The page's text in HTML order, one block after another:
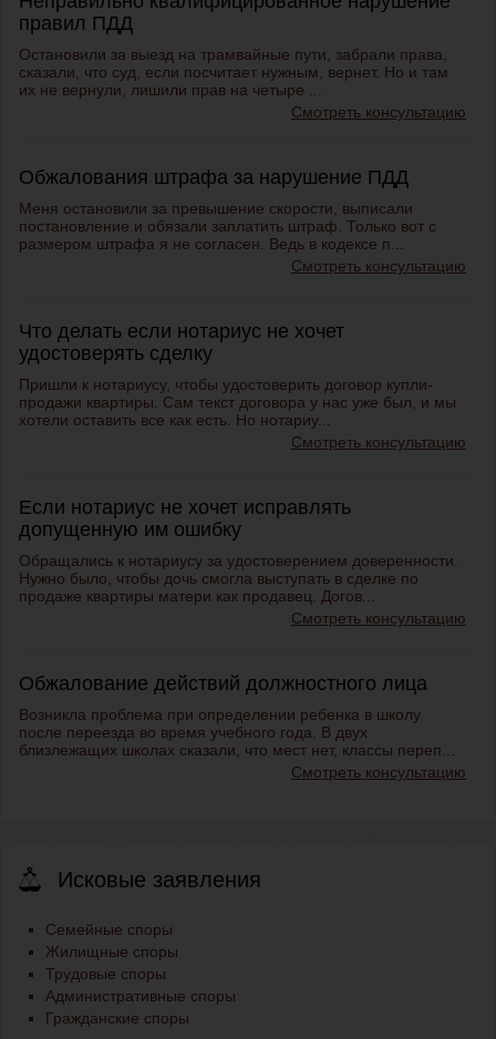
правил ПДД
Остановили за выезд на трамвайные пути, забрали права,
сказали, что суд, если посчитает нужным, вернет. Но и там
их не вернули, лишили прав на четыре ...
Смотреть консультацию
Обжалования штрафа за нарушение ПДД
Меня остановили за превышение скорости, выписали
постановление и обязали заплатить штраф. Только вот с
размером штрафа я не согласен. Ведь в кодексе п...
Смотреть консультацию
Что делать если нотариус не хочет
удостоверять сделку
Пришли к нотариусу, чтобы удостоверить договор купли-
продажи квартиры. Сам текст договора у нас уже был, и мы
хотели оставить все как есть. Но нотариу...
Смотреть консультацию
Если нотариус не хочет исправлять
допущенную им ошибку
Обращались к нотариусу за удостоверением доверенности.
Нужно было, чтобы дочь смогла выступать в сделке по
продаже квартиры матери как продавец. Догов...
Смотреть консультацию
Обжалование действий должностного лица
Возникла проблема при определении ребенка в школу
после переезда во время учебного года. В двух
близлежащих школах сказали, что мест нет, классы переп...
Смотреть консультацию
Исковые заявления
Семейные споры
Жилищные споры
Трудовые споры
Административные споры
Гражданские споры